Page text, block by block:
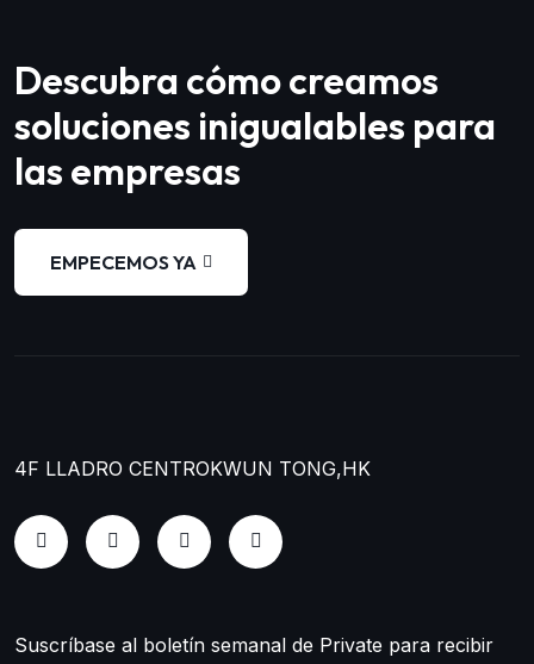
Descubra cómo creamos
soluciones inigualables para
las empresas
EMPECEMOS YA
4F LLADRO CENTROKWUN TONG,HK
Suscríbase al boletín semanal de Private para recibir